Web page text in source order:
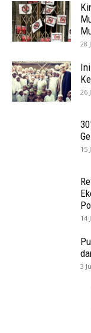
28
26
15
14
3